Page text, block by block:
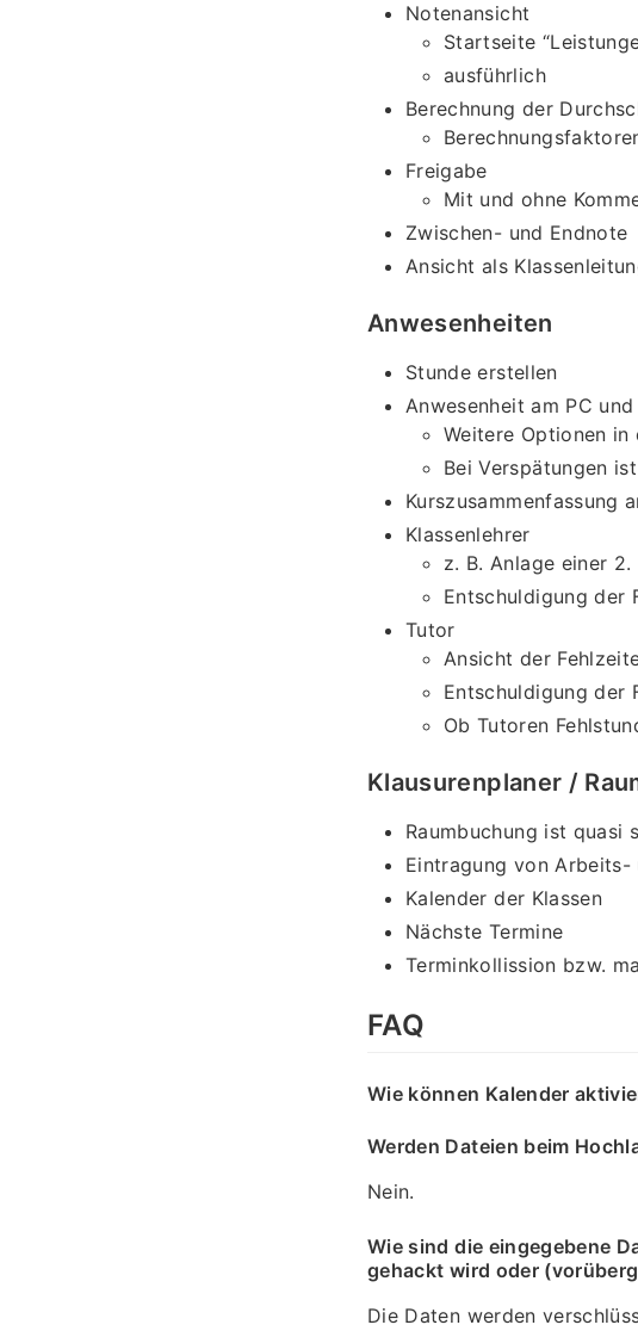
Notenansicht
Startseite
ausführlich
Berechnung der
Freigabe
Mit und ohne
Zwischen- und Endnote
Ansicht als
Anwesenheiten
Stunde erstellen
Anwesenheit am PC
Weitere Optionen in
Bei Verspätungen
Kurszusammenfassung
Klassenlehrer
z. B. Anlage einer
Entschuldigung der
Tutor
Ansicht der
Entschuldigung der
Ob Tutoren
Klausurenplaner /
Raumbuchung ist quasi
Eintragung von Arbeits-
Kalender der Klassen
Nächste Termine
Terminkollission bzw.
FAQ
Wie können Kalender
Werden Dateien beim
Nein.
Wie sind die eingegebene
gehackt wird oder
Die Daten werden